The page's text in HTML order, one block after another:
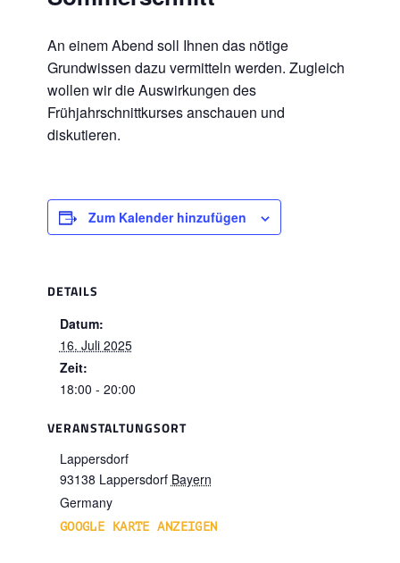
An einem Abend soll Ihnen das nötige
Grundwissen dazu vermitteln werden. Zugleich
wollen wir die Auswirkungen des
Frühjahrschnittkurses anschauen und
diskutieren.
Zum Kalender hinzufügen
DETAILS
Datum:
16. Juli 2025
Zeit:
18:00 - 20:00
VERANSTALTUNGSORT
Lappersdorf
93138 Lappersdorf Bayern
Germany
GOOGLE KARTE ANZEIGEN